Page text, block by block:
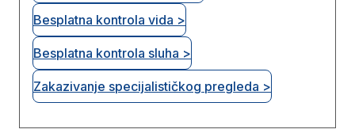
Besplatna kontrola vida >
Besplatna kontrola sluha >
Zakazivanje specijalističkog pregleda >